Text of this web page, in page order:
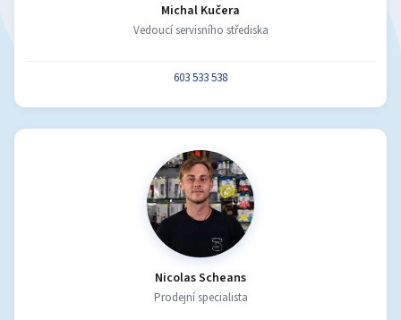
Michal Kučera
Vedoucí servisního střediska
603 533 538
Nicolas Scheans
Prodejní specialista